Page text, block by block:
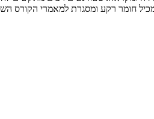
חומר רקע ומסגרת למאמרי הקורס